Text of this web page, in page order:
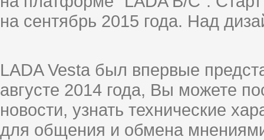
на сентябрь 2015 года. Над
LADA Vesta был впервые
августе 2014 года, Вы можете
новости, узнать технические
для общения и обмена